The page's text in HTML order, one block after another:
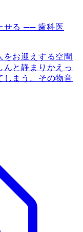
せる ── 歯科医
お迎えする空間
んと静まりかえっ
しまう。その物音